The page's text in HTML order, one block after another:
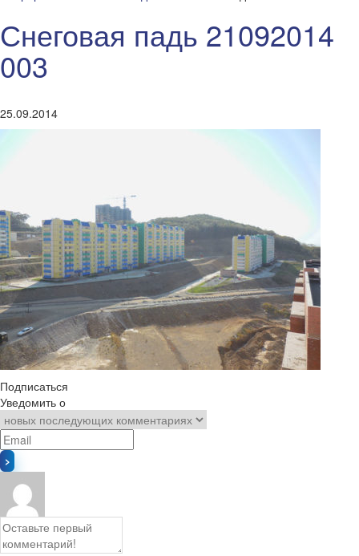
Снеговая падь 21092014
003
25.09.2014
Подписаться
Уведомить о